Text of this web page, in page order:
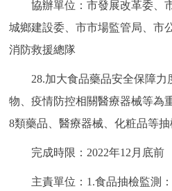
協辦單位：市發展改革委、
城鄉建設委、市市場監管局、市
消防救援總隊
28.加大食品藥品安全保障力
物、疫情防控相關醫療器械等為
8類藥品、醫療器械、化粧品等抽
完成時限：2022年12月底前
主責單位：1.食品抽檢監測：